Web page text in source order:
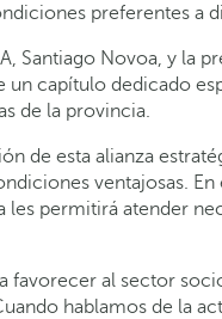
preferentes a
Santiago Novoa, y la
capítulo dedicado
de la provincia.
de esta alianza
ventajosas.
permitirá atender
favorecer al sector
hablamos de la